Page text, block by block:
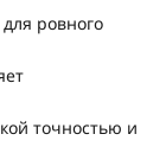
ровного
точностью и